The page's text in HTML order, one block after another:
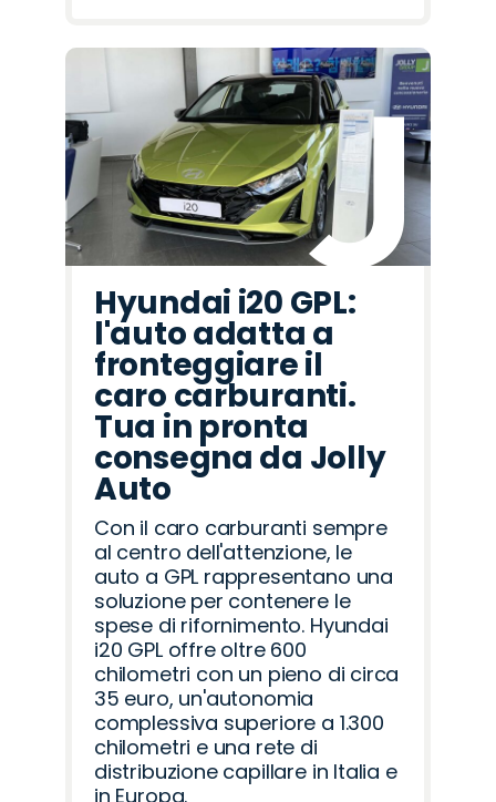
Hyundai i20 GPL:
l'auto adatta a
fronteggiare il
caro carburanti.
Tua in pronta
consegna da Jolly
Auto
Con il caro carburanti sempre
al centro dell'attenzione, le
auto a GPL rappresentano una
soluzione per contenere le
spese di rifornimento. Hyundai
i20 GPL offre oltre 600
chilometri con un pieno di circa
35 euro, un'autonomia
complessiva superiore a 1.300
chilometri e una rete di
distribuzione capillare in Italia e
in Europa.